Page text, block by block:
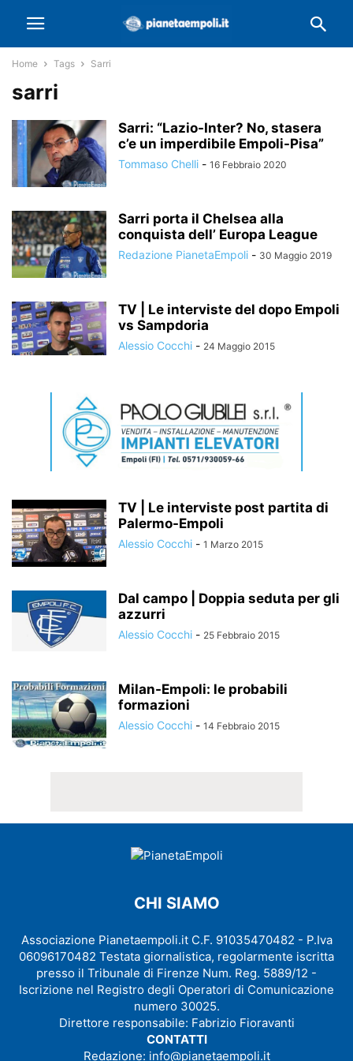
Home Tags Sarri
sarri
Sarri: “Lazio-Inter? No, stasera
c’e un imperdibile Empoli-Pisa”
Tommaso Chelli - 16 Febbraio 2020
Sarri porta il Chelsea alla
conquista dell’ Europa League
Redazione PianetaEmpoli - 30 Maggio 2019
TV | Le interviste del dopo Empoli
vs Sampdoria
Alessio Cocchi - 24 Maggio 2015
TV | Le interviste post partita di
Palermo-Empoli
Alessio Cocchi - 1 Marzo 2015
Dal campo | Doppia seduta per gli
azzurri
Alessio Cocchi - 25 Febbraio 2015
Milan-Empoli: le probabili
formazioni
Alessio Cocchi - 14 Febbraio 2015
CHI SIAMO
Associazione Pianetaempoli.it C.F. 91035470482 - P.Iva
06096170482 Testata giornalistica, regolarmente iscritta
presso il Tribunale di Firenze Num. Reg. 5889/12 -
Iscrizione nel Registro degli Operatori di Comunicazione
numero 30025.
Direttore responsabile: Fabrizio Fioravanti
CONTATTI
Redazione: info@pianetaempoli.it